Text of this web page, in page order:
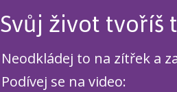
Svůj život tvoříš
Neodkládej to na zítřek a
Podívej se na video: